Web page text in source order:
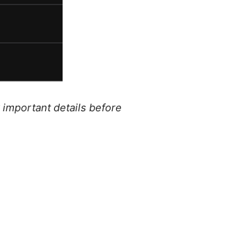
details before